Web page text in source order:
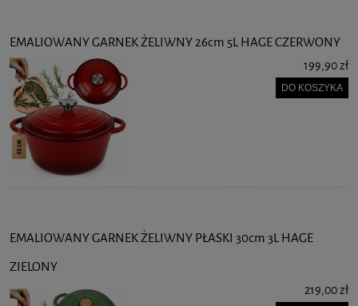
EMALIOWANY GARNEK ŻELIWNY 26cm 5L HAGE CZERWONY
199,90 zł
DO KOSZYKA
EMALIOWANY GARNEK ŻELIWNY PŁASKI 30cm 3L HAGE
ZIELONY
219,00 zł